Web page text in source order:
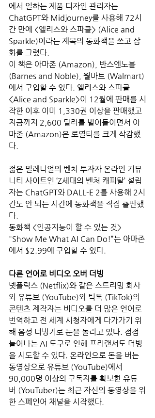
에서 일하는 제품 디자인 관리자는
ChatGPT와 Midjourney를 사용해 72시
간 만에 <엘리스와 스파클> (Alice and
Sparkle)이라는 제목의 동화책을 쓰고 삽
화를 그렸다.
이 책은 아마존 (Amazon), 반스엔노블
(Barnes and Noble), 월마트 (Walmart)
에서 구입할 수 있다. 엘리스와 스파클
<Alice and Sparkle>이 12월에 판매를 시
작한 이후 이미 1,330권 이상을 판매했고
지금까지 2,600 달러를 벌어들이면서 아
마존 (Amazon)은 로열티를 크게 삭감했
다.
젊은 밀레니얼의 벤처 투자자 온라인 커뮤
니티 사이트인 ‘Z세대의 벤처 캐피탈’ 설립
자는 ChatGPT와 DALL-E 2를 사용해 2시
간도 안 되는 시간에 동화책을 직접 출판했
다.
동화책 <인공지능이 할 수 있는 것>
"Show Me What AI Can Do!”는 아마존
에서 $2.99에 구입할 수 있다.
다른 언어로 비디오 오버 더빙
넷플릭스 (Netflix)와 같은 스트리밍 회사
와 유튜브 (YouTube)와 틱톡 (TikTok)의
콘텐츠 제작자는 비디오를 더 많은 언어로
번역하고 전 세계 시청자에게 다가가기 위
해 음성 더빙기로 눈을 돌리고 있다. 점점
늘어나는 AI 도구로 인해 프리랜서도 더빙
을 시도할 수 있다. 온라인으로 돈을 버는
동영상으로 유튜브 (YouTube)에서
90,000명 이상의 구독자를 확보한 유튜
버 (YouTuber)는 최근 자신의 동영상을 위
한 스페인어 채널을 시작했다.